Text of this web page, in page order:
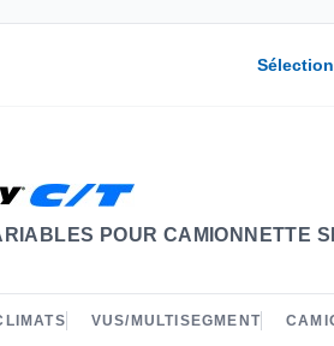
POUR CAMIONNETTE
VUS/MULTISEGMENT